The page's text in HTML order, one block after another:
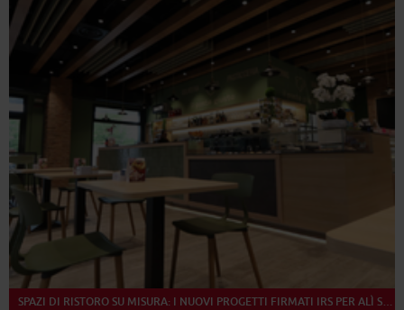
SPAZI DI RISTORO SU MISURA: I NUOVI PROGETTI FIRMATI IRS PER ALÌ SUPERMERCATI